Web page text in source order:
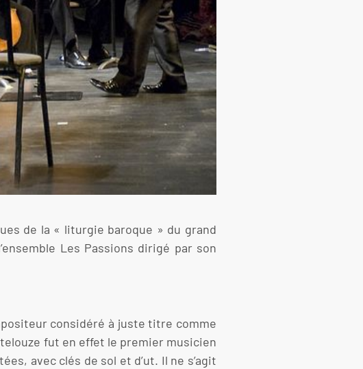
de la « liturgie baroque » du grand
Les Passions dirigé par son
considéré à juste titre comme
fut en effet le premier musicien
avec clés de sol et d’ut. Il ne s’agit